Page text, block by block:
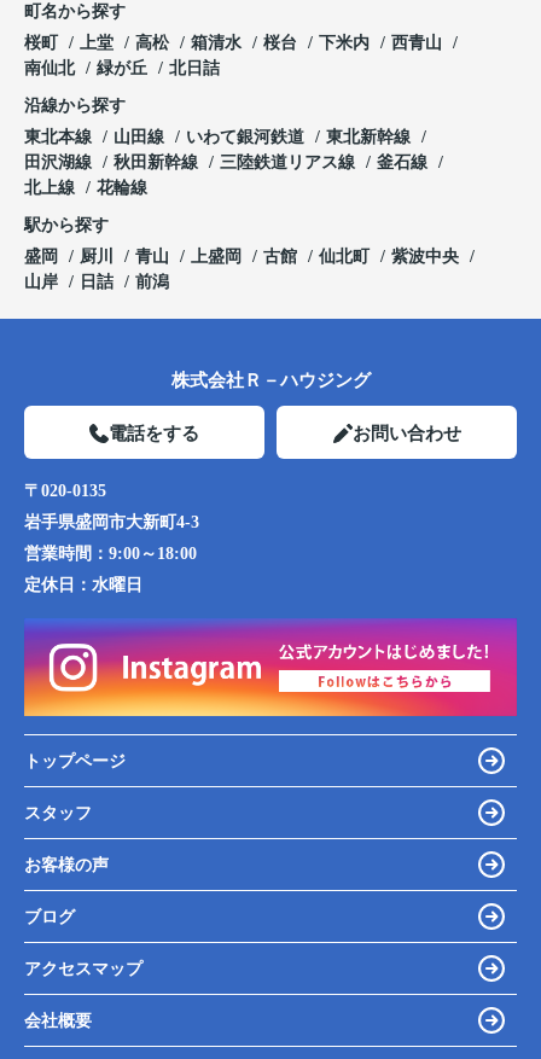
町名から探す
桜町
上堂 高松 箱清水 桜台 下米内
西青山
南仙北
緑が丘 北日詰
沿線から探す
東北本線
山田線 いわて銀河鉄道
東北新幹線
田沢湖線
秋田新幹線 三陸鉄道リアス線
釜石線
北上線
花輪線
駅から探す
盛岡
厨川 青山 上盛岡 古館 仙北町
紫波中央
山岸
日詰 前潟
株式会社Ｒ－ハウジング
電話をする お問い合わせ
〒020-0135
岩手県盛岡市大新町4-3
営業時間： 9:00～18:00
定休日： 水曜日
トップページ
スタッフ
お客様の声
ブログ
アクセスマップ
会社概要